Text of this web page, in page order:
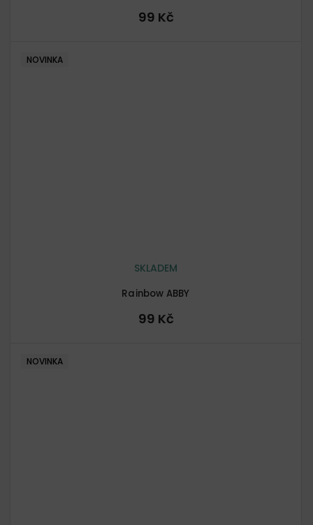
99 Kč
NOVINKA
Rainbow ABBY
SKLADEM
99 Kč
NOVINKA